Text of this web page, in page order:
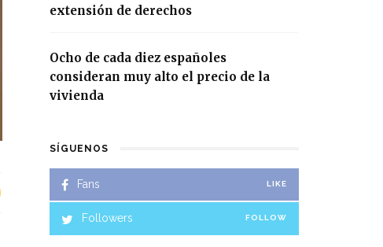
extensión de derechos
Ocho de cada diez españoles
consideran muy alto el precio de la
vivienda
SÍGUENOS
Fans LIKE
Followers FOLLOW